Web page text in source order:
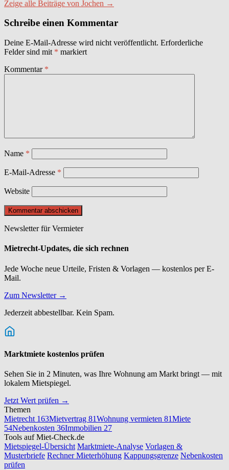
Zeige alle Beiträge von Jochen →
Schreibe einen Kommentar
Deine E-Mail-Adresse wird nicht veröffentlicht. Erforderliche
Felder sind mit * markiert
Kommentar *
Name *
E-Mail-Adresse *
Website
Newsletter für Vermieter
Mietrecht-Updates, die sich rechnen
Jede Woche neue Urteile, Fristen & Vorlagen — kostenlos per E-
Mail.
Zum Newsletter →
Jederzeit abbestellbar. Kein Spam.
Marktmiete kostenlos prüfen
Sehen Sie in 2 Minuten, was Ihre Wohnung am Markt bringt — mit
lokalem Mietspiegel.
Jetzt Wert prüfen →
Themen
Mietrecht 163Mietvertrag 81Wohnung vermieten 81Miete
54Nebenkosten 36Immobilien 27
Tools auf Miet-Check.de
Mietspiegel-Übersicht Marktmiete-Analyse Vorlagen &
Musterbriefe Rechner Mieterhöhung Kappungsgrenze Nebenkosten
prüfen